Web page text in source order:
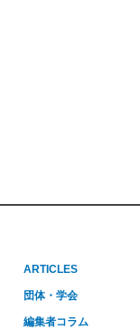
ARTICLES
団体・学会
編集者コラム